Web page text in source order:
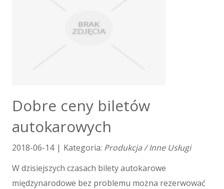
Nauczanie
Placówki Edukacyjne
Kursy Językowe
Konferencje, Sale Szkoleniowe
Kursy i Szkolenia
Biżuteria
Dla Dzieci
Wyposażenie Wnętrz
Wyposażenie Łazienki
Odzież
Dobre ceny biletów
autokarowych
2018-06-14 | Kategoria: Produkcja / Inne Usługi
W dzisiejszych czasach bilety autokarowe
międzynarodowe bez problemu można rezerwować